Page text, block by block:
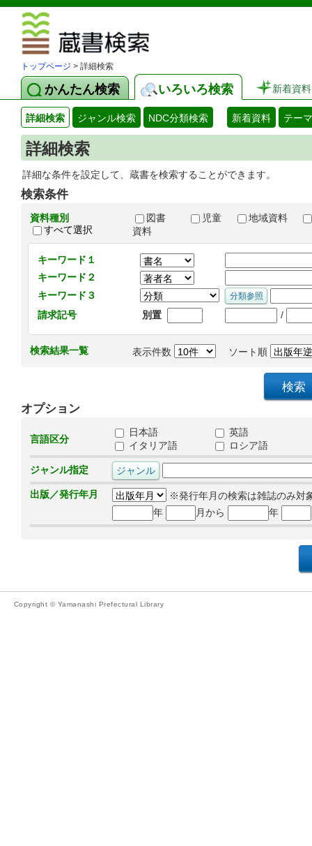
トップページ > 詳細検索
かんたん検索 いろいろ検索 新着資料
詳細検索 ジャンル検索 NDC分類検索 新着資料 テー
詳細検索
詳細な条件を設定して、蔵書を検索することができます。
検索条件
資料種別
すべて選択
図書 児童
地域資料
資料
キーワード１
キーワード２
キーワード３
請求記号
別置 /
検索結果一覧 表示件数 ソート順
オプション
言語区分
日本語
英語
イタリア語
ロシア語
ジャンル指定
出版／発行年月
※発行年月の検索は雑誌のみ対
年
月から 年
Copyright © Yamanashi Prefectural Library